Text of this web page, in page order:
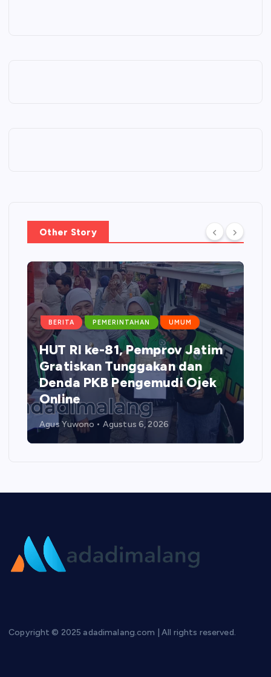
Other Story
BERITA PEMERINTAHAN UMUM
HUT RI ke-81, Pemprov Jatim
Gratiskan Tunggakan dan
Denda PKB Pengemudi Ojek
Online
Agus Yuwono Agustus 6, 2026
Copyright © 2025 adadimalang.com | All rights reserved.